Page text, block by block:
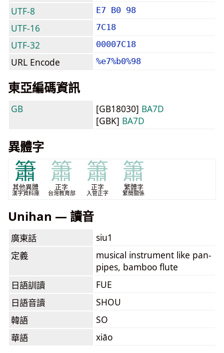
UTF-8 E7 B0 98
UTF-16 7C18
UTF-32 00007C18
URL Encode %e7%b0%98
東亞編碼資訊
GB [GB18030] BA7D
[GBK] BA7D
異體字
簫
其他異體
漢字資料庫
簫
正字
台灣教育部
簫
正字
入管正字
簫
繁體字
繁簡關係
Unihan — 讀音
廣東話
siu1
定義
musical instrument like pan-
pipes, bamboo flute
日語訓讀
FUE
日語音讀
SHOU
韓語
SO
華語
xiāo